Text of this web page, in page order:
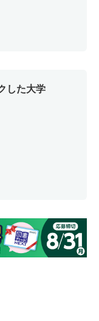
した大学